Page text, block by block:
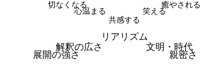
癒やされる
笑える
共感する
心温まる
切なくなる
リアリズム
文明・時代
親密さ
展開の強さ
解釈の広さ